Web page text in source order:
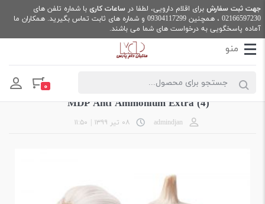
جهت ثبت سفارش برای اقلام دارویی، لطفا در ساعات کاری با شماره تلفن های
02166597230 ، همچنین 09304117299 و شماره های ثابت تماس بگیرید. همکاران ما
آماده پاسخگویی به درخواست های شما می باشند.
۰ فروشگاه اینترنتی ماکیان دام پارس رسانه MDP Anti Ammonium Extra (4)
MDP Anti Ammonium Extra (4)
admindjan ۰۸ تیر ۱۳۹۹ ۱۱:۵۰